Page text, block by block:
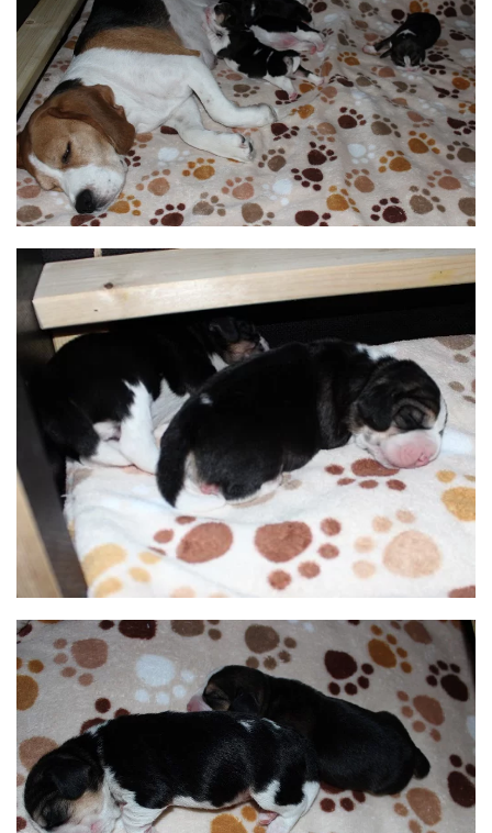
BILD ANZEIGEN
BILD ANZEIGEN